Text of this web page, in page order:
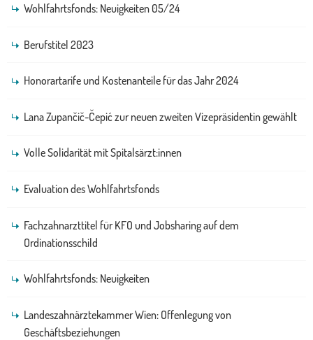
Wohlfahrtsfonds: Neuigkeiten 05/24
Berufstitel 2023
Honorartarife und Kostenanteile für das Jahr 2024
Lana Zupančič-Čepić zur neuen zweiten Vizepräsidentin gewählt
Volle Solidarität mit Spitalsärzt:innen
Evaluation des Wohlfahrtsfonds
Fachzahnarzttitel für KFO und Jobsharing auf dem
Ordinationsschild
Wohlfahrtsfonds: Neuigkeiten
Landeszahnärztekammer Wien: Offenlegung von
Geschäftsbeziehungen